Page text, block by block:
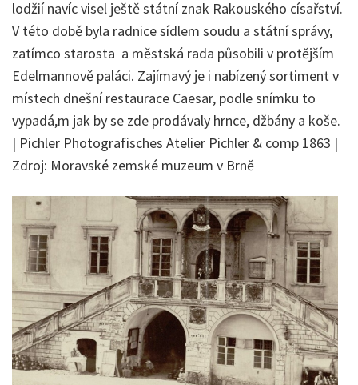
lodžií navíc visel ještě státní znak Rakouského císařství.
V této době byla radnice sídlem soudu a státní správy,
zatímco starosta a městská rada působili v protějším
Edelmannově paláci. Zajímavý je i nabízený sortiment v
místech dnešní restaurace Caesar, podle snímku to
vypadá,m jak by se zde prodávaly hrnce, džbány a koše.
| Pichler Photografisches Atelier Pichler & comp 1863 |
Zdroj: Moravské zemské muzeum v Brně